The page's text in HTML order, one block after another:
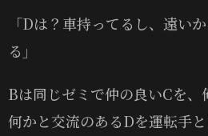
「Dは？車持ってるし、遠い
る」
Bは同じゼミで仲の良いCを
何かと交流のあるDを運転手と